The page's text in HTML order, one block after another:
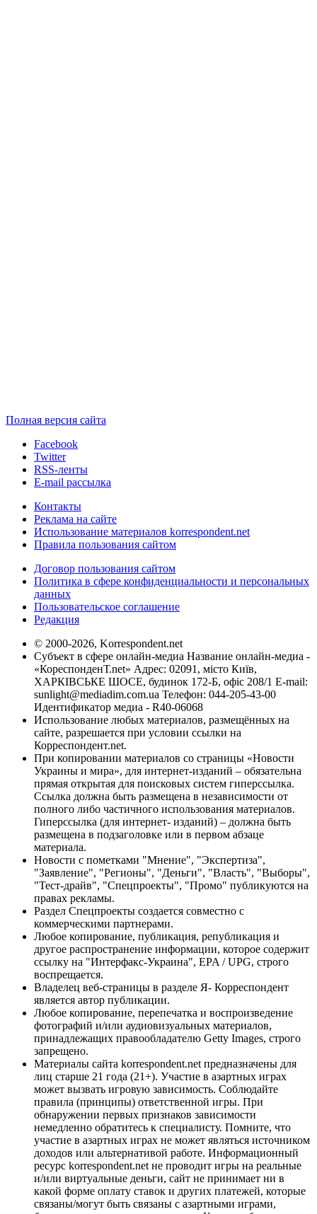
Полная версия сайта
Facebook
Twitter
RSS-ленты
E-mail рассылка
Контакты
Реклама на сайте
Использование материалов korrespondent.net
Правила пользования сайтом
Договор пользования сайтом
Политика в сфере конфиденциальности и персональных
данных
Пользовательское соглашение
Редакция
© 2000-2026, Korrespondent.net
Субъект в сфере онлайн-медиа Название онлайн-медиа -
«КореспонденТ.net» Адрес: 02091, місто Київ,
ХАРКІВСЬКЕ ШОСЕ, будинок 172-Б, офіс 208/1 E-mail:
sunlight@mediadim.com.ua Телефон: 044-205-43-00
Идентификатор медиа - R40-06068
Использование любых материалов, размещённых на
сайте, разрешается при условии ссылки на
Корреспондент.net.
При копировании материалов со страницы «Новости
Украины и мира», для интернет-изданий – обязательна
прямая открытая для поисковых систем гиперссылка.
Ссылка должна быть размещена в независимости от
полного либо частичного использования материалов.
Гиперссылка (для интернет- изданий) – должна быть
размещена в подзаголовке или в первом абзаце
материала.
Новости с пометками "Мнение", "Экспертиза",
"Заявление", "Регионы", "Деньги", "Власть", "Выборы",
"Тест-драйв", "Спецпроекты", "Промо" публикуются на
правах рекламы.
Раздел Спецпроекты создается совместно с
коммерческими партнерами.
Любое копирование, публикация, републикация и
другое распространение информации, которое содержит
ссылку на "Интерфакс-Украина", EPA / UPG, строго
воспрещается.
Владелец веб-страницы в разделе Я- Корреспондент
является автор публикации.
Любое копирование, перепечатка и воспроизведение
фотографий и/или аудиовизуальных материалов,
принадлежащих правообладателю Getty Images, строго
запрещено.
Материалы сайта korrespondent.net предназначены для
лиц старше 21 года (21+). Участие в азартных играх
может вызвать игровую зависимость. Соблюдайте
правила (принципы) ответственной игры. При
обнаружении первых признаков зависимости
немедленно обратитесь к специалисту. Помните, что
участие в азартных играх не может являться источником
доходов или альтернативой работе. Информационный
ресурс korrespondent.net не проводит игры на реальные
и/или виртуальные деньги, сайт не принимает ни в
какой форме оплату ставок и других платежей, которые
связаны/могут быть связаны с азартными играми,